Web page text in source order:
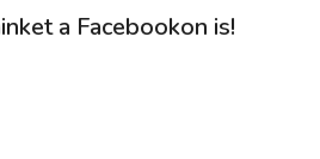
a Facebookon is!